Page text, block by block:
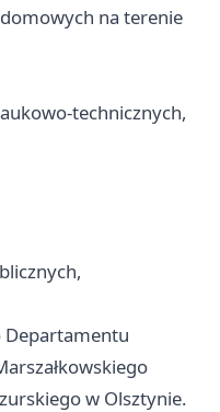
na terenie
technicznych,
Departamentu
w Olsztynie.